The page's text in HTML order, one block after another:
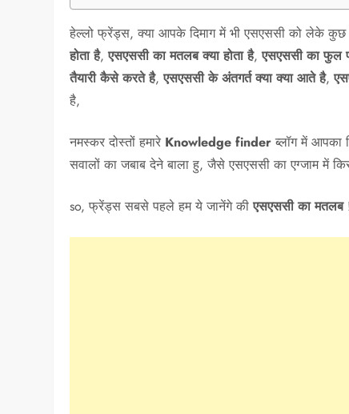
हेल्लो फ्रेंड्स, क्या आपके दिमाग में भी एसएससी को लेके
होता है,एसएससी का मतलब क्या होता है,एसएससी का फुल
तैयारी कैसे करते है,एसएससी के अंतगर्त क्या क्या आते है,
है,
नमस्कर दोस्तों हमारे Knowledge finderब्लॉग में
सवालों का जबाब देने बाला हु, जैसे एसएससी का एग्जाम में
so, फ्रेंड्स सबसे पहले हम ये जानेंगे कीएसएससी का मतलब